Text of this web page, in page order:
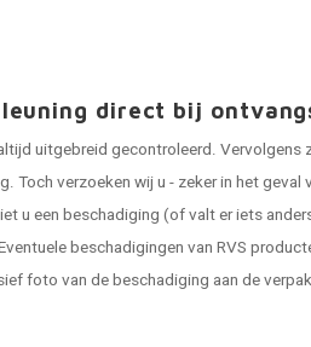
leuning direct bij
uitgebreid gecontroleerd. Vervolgens
verzoeken wij u - zeker in het geval
u een beschadiging (of valt er iets
beschadigingen van RVS
foto van de beschadiging aan de